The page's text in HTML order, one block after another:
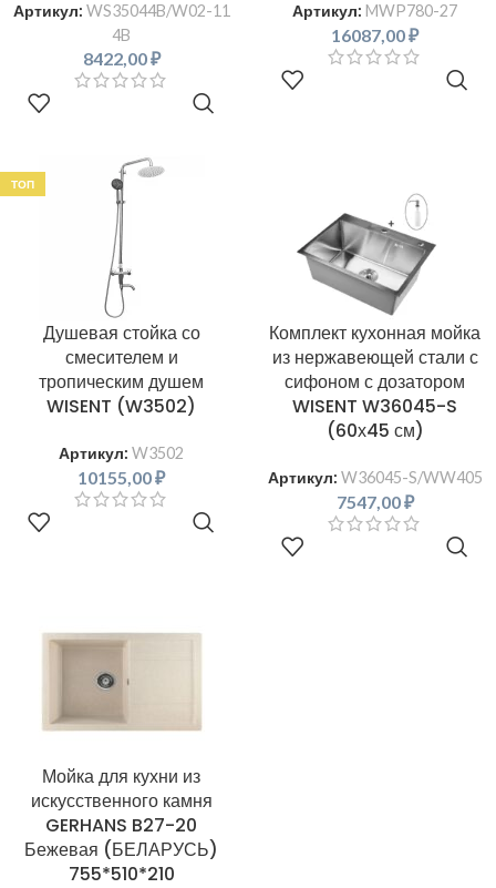
Артикул: WS35044B/W02-11
4B
8422,00₽
Артикул: MWP780-27
16087,00₽
ТОП
Душевая стойка со
смесителем и
тропическим душем
WISENT (W3502)
Артикул: W3502
10155,00₽
Комплект кухонная мойка
из нержавеющей стали с
сифоном с дозатором
WISENT W36045-S
(60х45 см)
Артикул: W36045-S/WW405
7547,00₽
Мойка для кухни из
искусственного камня
GERHANS B27-20
Бежевая (БЕЛАРУСЬ)
755*510*210